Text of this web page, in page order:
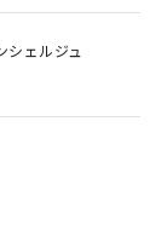
シェルジュ